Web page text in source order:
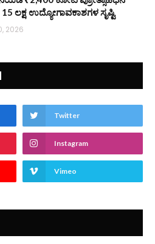
ಲಕ್ಷ ಉದ್ಯೋಗಾವಕಾಶಗಳ ಸೃಷ್ಟಿ
2026
Twitter
Instagram
Vimeo